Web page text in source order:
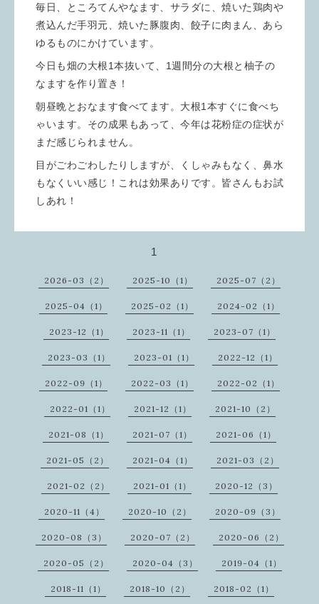
毎日、ところてんやなます、サラダに、焼いた鶏肉や
煮込んだ手羽元、焼いた豚腹肉、餃子に肉まん、あら
ゆるものにかけています。
今日も畑の大根1本抜いて、1週間分の大根と柚子の
なますを作り置き！
朝昼晩とおなます食べてます。大根1本すぐに食べち
ゃいます。その成果もあって、今年は花粉症の症状が
まだ感じられません。
目がごわごわしたりしますが、くしゃみもなく、鼻水
もなくいい感じ！これは効果ありです。皆さんもお試
しあれ！
1
2026-03（2） 2025-10（1） 2025-07（2）
2025-04（1） 2025-02（1） 2024-02（1）
2023-12（1） 2023-11（1） 2023-07（1）
2023-03（1） 2023-01（1） 2022-12（1）
2022-09（1） 2022-03（1） 2022-02（1）
2022-01（1） 2021-12（1） 2021-10（2）
2021-08（1） 2021-07（1） 2021-06（1）
2021-05（2） 2021-04（1） 2021-03（2）
2021-02（2） 2021-01（1） 2020-12（3）
2020-11（4） 2020-10（2） 2020-09（3）
2020-08（3） 2020-07（2） 2020-06（2）
2020-05（2） 2020-04（3） 2019-04（1）
2018-11（1） 2018-10（2） 2018-02（1）